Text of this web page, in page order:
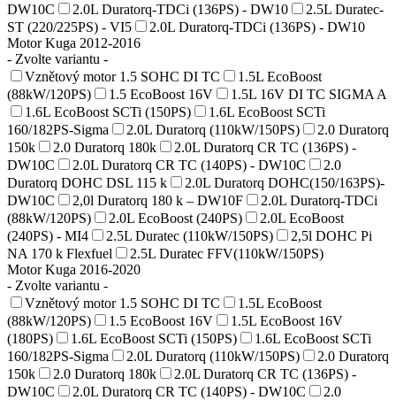
DW10C
2.0L Duratorq-TDCi (136PS) - DW10
2.5L Duratec-
ST (220/225PS) - VI5
2.0L Duratorq-TDCi (136PS) - DW10
Motor Kuga 2012-2016
- Zvolte variantu -
Vznětový motor 1.5 SOHC DI TC
1.5L EcoBoost
(88kW/120PS)
1.5 EcoBoost 16V
1.5L 16V DI TC SIGMA A
1.6L EcoBoost SCTi (150PS)
1.6L EcoBoost SCTi
160/182PS-Sigma
2.0L Duratorq (110kW/150PS)
2.0 Duratorq
150k
2.0 Duratorq 180k
2.0L Duratorq CR TC (136PS) -
DW10C
2.0L Duratorq CR TC (140PS) - DW10C
2.0
Duratorq DOHC DSL 115 k
2.0L Duratorq DOHC(150/163PS)-
DW10C
2,0l Duratorq 180 k – DW10F
2.0L Duratorq-TDCi
(88kW/120PS)
2.0L EcoBoost (240PS)
2.0L EcoBoost
(240PS) - MI4
2.5L Duratec (110kW/150PS)
2,5l DOHC Pi
NA 170 k Flexfuel
2.5L Duratec FFV(110kW/150PS)
Motor Kuga 2016-2020
- Zvolte variantu -
Vznětový motor 1.5 SOHC DI TC
1.5L EcoBoost
(88kW/120PS)
1.5 EcoBoost 16V
1.5L EcoBoost 16V
(180PS)
1.6L EcoBoost SCTi (150PS)
1.6L EcoBoost SCTi
160/182PS-Sigma
2.0L Duratorq (110kW/150PS)
2.0 Duratorq
150k
2.0 Duratorq 180k
2.0L Duratorq CR TC (136PS) -
DW10C
2.0L Duratorq CR TC (140PS) - DW10C
2.0